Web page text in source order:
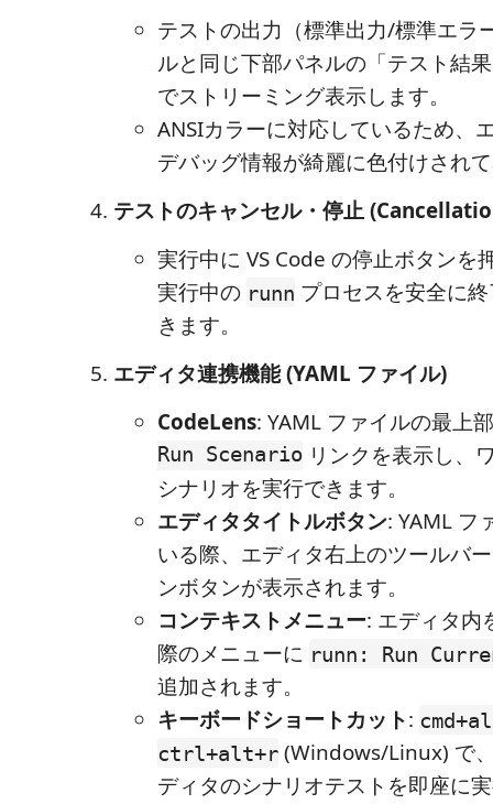
テストの出力（標準出力/標準エラ
ルと同じ下部パネルの「テスト結
でストリーミング表示します。
ANSIカラーに対応しているため、
デバッグ情報が綺麗に色付けされ
テストのキャンセル・停止
実行中に VS Code の停止ボタンを
実行中の runn プロセスを安全に
きます。
エディタ連携機能 (YAML ファイル)
CodeLens: YAML ファイルの最上
Run Scenario リンクを表示し、
シナリオを実行できます。
エディタタイトルボタン: YAML フ
いる際、エディタ右上のツールバ
ンボタンが表示されます。
コンテキストメニュー: エディタ内
際のメニューに runn: Run
追加されます。
キーボードショートカット:
ctrl+alt+r (Windows/Linux) で
ディタのシナリオテストを即座に